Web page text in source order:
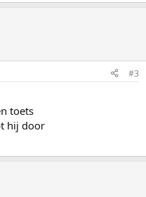
#3
toets
hij door